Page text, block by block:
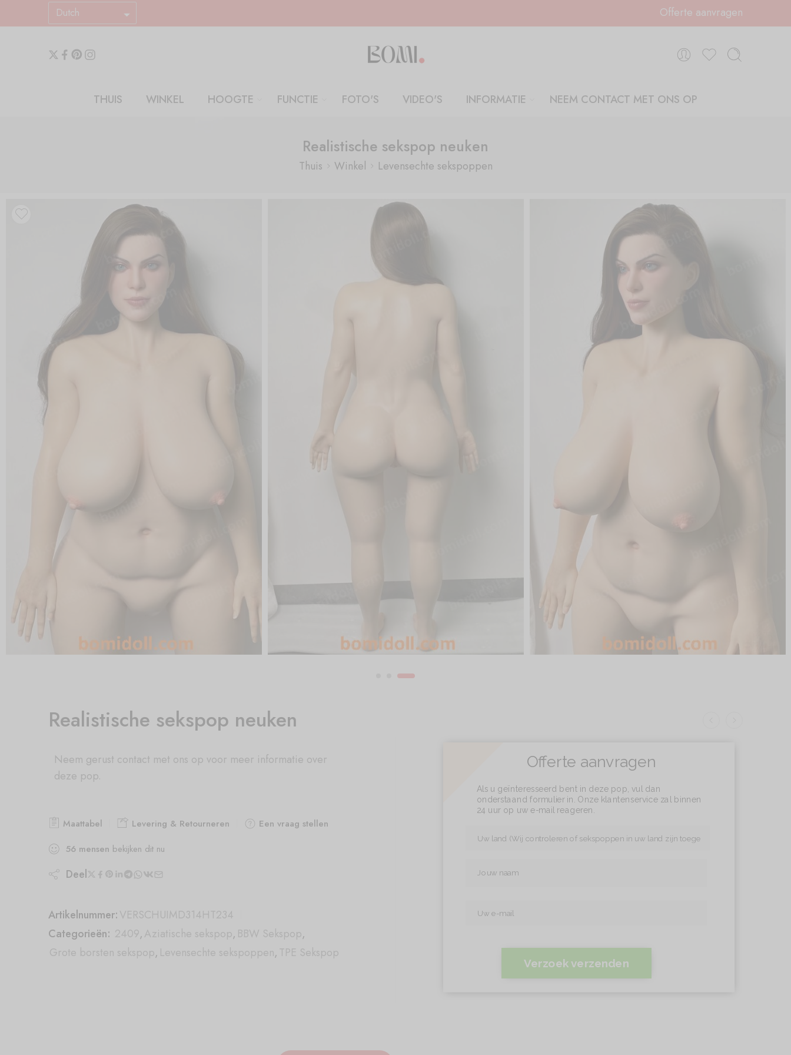
Dutch Offerte aanvragen
THUIS WINKEL HOOGTE FUNCTIE FOTO'S VIDEO'S INFORMATIE NEEM CONTACT MET ONS OP
Realistische sekspop neuken
Thuis Winkel Levensechte sekspoppen
Realistische sekspop neuken
Neem gerust contact met ons op voor meer informatie over
deze pop.
Maattabel Levering & Retourneren
Een vraag stellen
56 mensen bekijken dit nu
Deel
Artikelnummer:VERSCHUIMD314HT234
Categorieën: 2409,Aziatische sekspop, BBW Sekspop,
Grote borsten sekspop, Levensechte sekspoppen,TPE Sekspop
Offerte aanvragen
Als u geïnteresseerd bent in deze pop, vul dan
onderstaand formulier in. Onze klantenservice zal binnen
24 uur op uw e-mail reageren.
Verzoek verzenden